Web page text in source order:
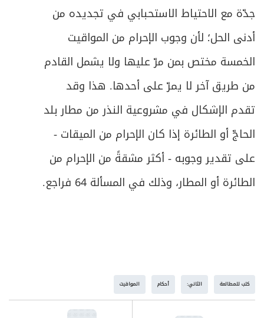
جدّة مع الاحتياط الاستحبابي في تجديده من
أدنى الحل؛ لأن وجوب الإحرام من المواقيت
الخمسة مختص بمن مرّ عليها ولا يشمل القادم
من طريق آخر لا يمرّ على أحدها. هذا وقد
تقدم الإشكال في مشروعية النذر من مطار بلد
الحاجّ أو الطائرة إذا كان الإحرام من الميقات -
على تقدير وجوبه - أكثر مشقةً من الإحرام من
الطائرة أو المطار، وذلك في المسألة 64 فراجع.
كتب للمطالعة الثاني: أحكام المواقيت